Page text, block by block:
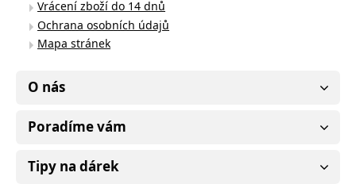
Vrácení zboží do 14 dnů
Ochrana osobních údajů
Mapa stránek
O nás
Poradíme vám
Tipy na dárek